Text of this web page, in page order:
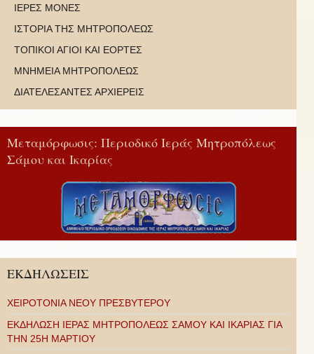
ΙΕΡΕΣ ΜΟΝΕΣ
ΙΣΤΟΡΙΑ ΤΗΣ ΜΗΤΡΟΠΟΛΕΩΣ
ΤΟΠΙΚΟΙ ΑΓΙΟΙ ΚΑΙ ΕΟΡΤΕΣ
ΜΝΗΜΕΙΑ ΜΗΤΡΟΠΟΛΕΩΣ
ΔΙΑΤΕΛΕΣΑΝΤΕΣ ΑΡΧΙΕΡΕΙΣ
Μεταμόρφωσις: Περιοδικό Ιεράς Μητροπόλεως
Σάμου και Ικαρίας
ΕΚΔΗΛΩΣΕΙΣ
ΧΕΙΡΟΤΟΝΙΑ ΝΕΟΥ ΠΡΕΣΒΥΤΕΡΟΥ
ΕΚΔΗΛΩΣΗ ΙΕΡΑΣ ΜΗΤΡΟΠΟΛΕΩΣ ΣΑΜΟΥ ΚΑΙ ΙΚΑΡΙΑΣ ΓΙΑ
ΤΗΝ 25Η ΜΑΡΤΙΟΥ